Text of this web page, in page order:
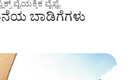
ವೈಫೈ
ಬಾಡಿಗೆಗಳು